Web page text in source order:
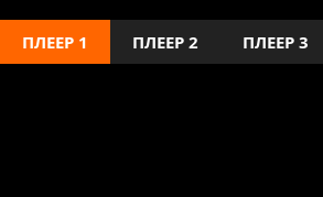
ПЛЕЕР 1 ПЛЕЕР 2 ПЛЕЕР 3